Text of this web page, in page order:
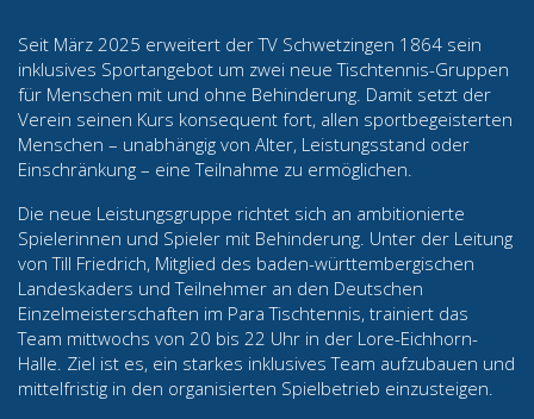
Seit März 2025 erweitert der TV Schwetzingen 1864 sein
inklusives Sportangebot um zwei neue Tischtennis-Gruppen
für Menschen mit und ohne Behinderung. Damit setzt der
Verein seinen Kurs konsequent fort, allen sportbegeisterten
Menschen – unabhängig von Alter, Leistungsstand oder
Einschränkung – eine Teilnahme zu ermöglichen.
Die neue Leistungsgruppe richtet sich an ambitionierte
Spielerinnen und Spieler mit Behinderung. Unter der Leitung
von Till Friedrich, Mitglied des baden-württembergischen
Landeskaders und Teilnehmer an den Deutschen
Einzelmeisterschaften im Para Tischtennis, trainiert das
Team mittwochs von 20 bis 22 Uhr in der Lore-Eichhorn-
Halle. Ziel ist es, ein starkes inklusives Team aufzubauen und
mittelfristig in den organisierten Spielbetrieb einzusteigen.